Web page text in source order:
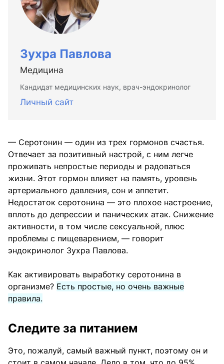
Зухра Павлова
Медицина
Кандидат медицинских наук, врач-эндокринолог
Личный сайт
— Серотонин — один из трех гормонов счастья.
Отвечает за позитивный настрой, с ним легче
проживать непростые периоды и радоваться
жизни. Этот гормон влияет на память, уровень
артериального давления, сон и аппетит.
Недостаток серотонина — это плохое настроение,
вплоть до депрессии и панических атак. Снижение
активности, в том числе сексуальной, плюс
проблемы с пищеварением, — говорит
эндокринолог Зухра Павлова.
Как активировать выработку серотонина в
организме? Есть простые, но очень важные
правила.
Следите за питанием
Это, пожалуй, самый важный пункт, поэтому он и